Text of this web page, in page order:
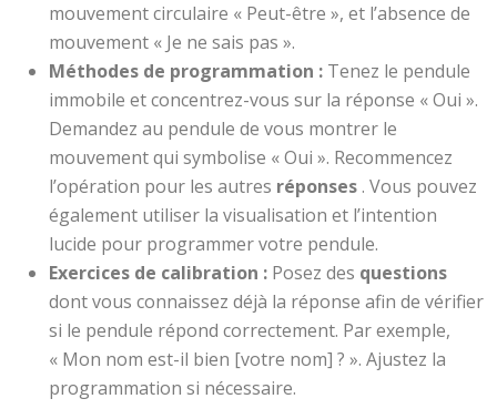
mouvement circulaire « Peut-être », et l’absence de
mouvement « Je ne sais pas ».
Méthodes de programmation : Tenez le pendule
immobile et concentrez-vous sur la réponse « Oui ».
Demandez au pendule de vous montrer le
mouvement qui symbolise « Oui ». Recommencez
l’opération pour les autres réponses. Vous pouvez
également utiliser la visualisation et l’intention
lucide pour programmer votre pendule.
Exercices de calibration : Posez des questions
dont vous connaissez déjà la réponse afin de vérifier
si le pendule répond correctement. Par exemple,
« Mon nom est-il bien [votre nom] ? ». Ajustez la
programmation si nécessaire.